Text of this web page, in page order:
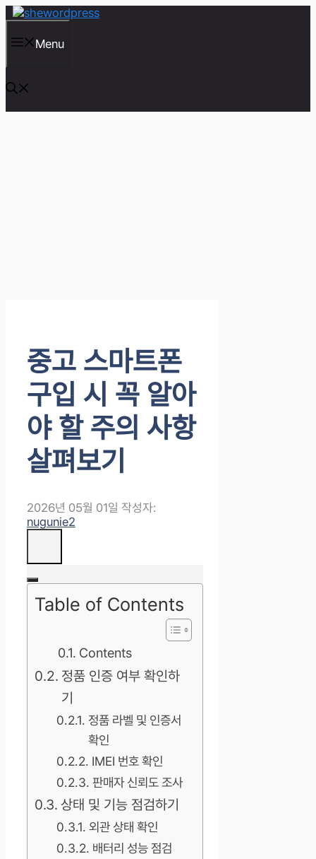
컨
츠
건
너
뛰
기
Menu
중고 스마트폰
구입 시 꼭 알아
야 할 주의 사항
살펴보기
2026년 05월 01일 작성자:
nugunie2
Table of Contents
Contents
정품 인증 여부 확인하
기
정품 라벨 및 인증서
확인
IMEI 번호 확인
판매자 신뢰도 조사
상태 및 기능 점검하기
외관 상태 확인
배터리 성능 점검